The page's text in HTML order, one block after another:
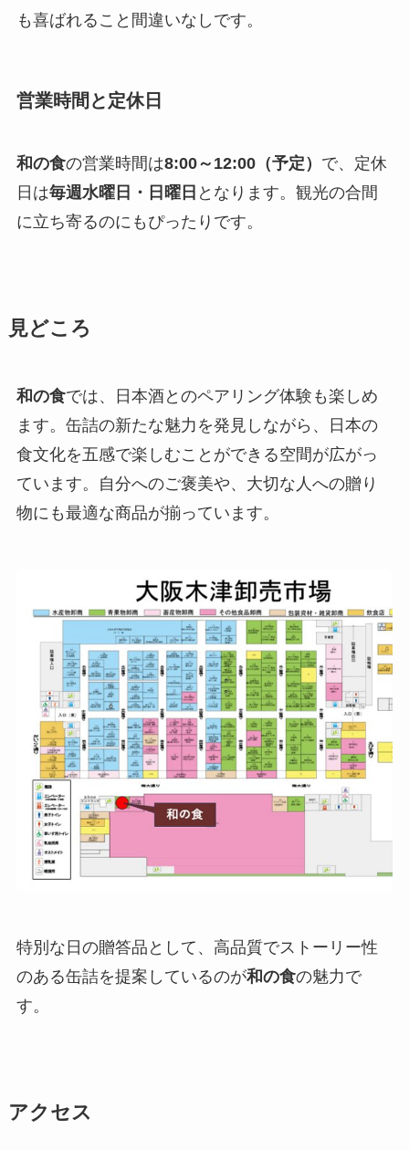
も喜ばれること間違いなしです。
営業時間と定休日
和の食の営業時間は8:00～12:00（予定） で、定休
日は毎週水曜日・日曜日 となります。観光の合間
に立ち寄るのにもぴったりです。
見どころ
和の食では、日本酒とのペアリング体験も楽しめ
ます。缶詰の新たな魅力を発見しながら、日本の
食文化を五感で楽しむことができる空間が広がっ
ています。自分へのご褒美や、大切な人への贈り
物にも最適な商品が揃っています。
特別な日の贈答品として、高品質でストーリー性
のある缶詰を提案しているのが和の食の魅力で
す。
アクセス